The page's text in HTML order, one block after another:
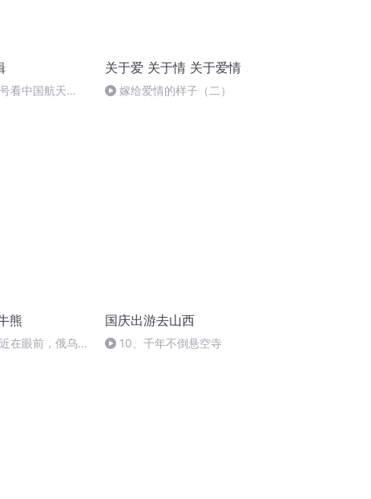
看中国航天
关于爱 关于情 关于爱情
嫁给爱情的样子（二）
熊
在眼前，俄乌冲
国庆出游去山西
10、千年不倒悬空寺